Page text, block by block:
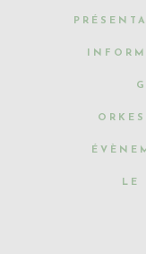
LE